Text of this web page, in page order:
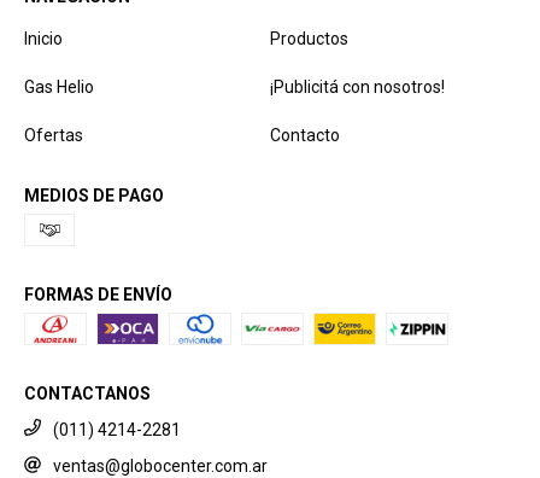
Inicio Productos
Gas Helio ¡Publicitá con nosotros!
Ofertas Contacto
MEDIOS DE PAGO
FORMAS DE ENVÍO
CONTACTANOS
(011) 4214-2281
ventas@globocenter.com.ar